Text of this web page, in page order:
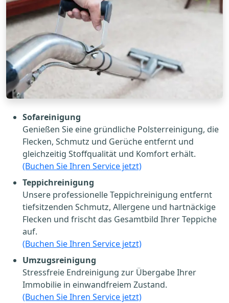
Sofareinigung
Genießen Sie eine gründliche Polsterreinigung, die
Flecken, Schmutz und Gerüche entfernt und
gleichzeitig Stoffqualität und Komfort erhält.
(Buchen Sie Ihren Service jetzt)
Teppichreinigung
Unsere professionelle Teppichreinigung entfernt
tiefsitzenden Schmutz, Allergene und hartnäckige
Flecken und frischt das Gesamtbild Ihrer Teppiche
auf.
(Buchen Sie Ihren Service jetzt)
Umzugsreinigung
Stressfreie Endreinigung zur Übergabe Ihrer
Immobilie in einwandfreiem Zustand.
(Buchen Sie Ihren Service jetzt)